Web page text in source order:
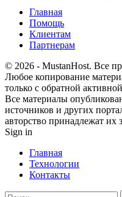
Главная
Помощь
Клиентам
Партнерам
© 2026 - MustanHost. Все
Любое копирование
только с обратной
Все материалы
источников и других
авторство принадлежат их
Sign in
Главная
Технологии
Контакты